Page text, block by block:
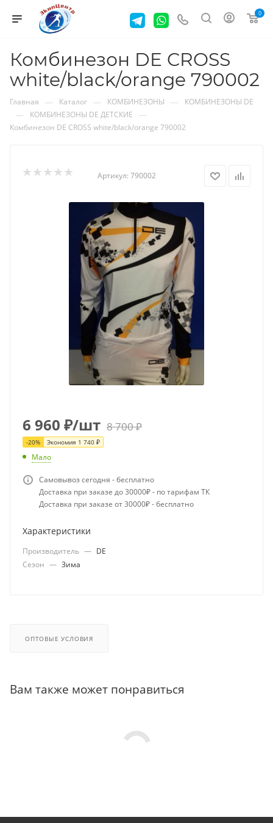
0
Комбинезон DE CROSS
white/black/orange 790002
Главная — Каталог — КОМБИНЕЗОНЫ — КОМБИНЕЗОНЫ DE
— КОМБИНЕЗОНЫ DE ДЕТСКИЕ —
Комбинезон DE CROSS white/black/orange 790002
Артикул: 790002
6 960 ₽/шт 8 700₽
-20% Экономия 1 740 ₽
Мало
Самовывоз сегодня - бесплатно
Доставка при заказе до 30000₽ - по тарифам ТК
Доставка при заказе от 30000₽ - бесплатно
Характеристики
Производитель — DE
Сезон — Зима
ОПТОВЫЕ УСЛОВИЯ
Вам также может понравиться